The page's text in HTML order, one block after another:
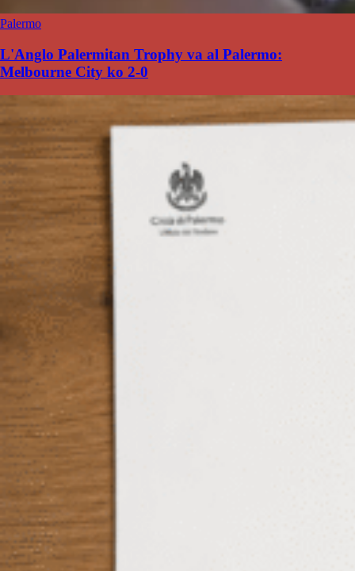
Palermo
L'Anglo Palermitan Trophy va al Palermo:
Melbourne City ko 2-0